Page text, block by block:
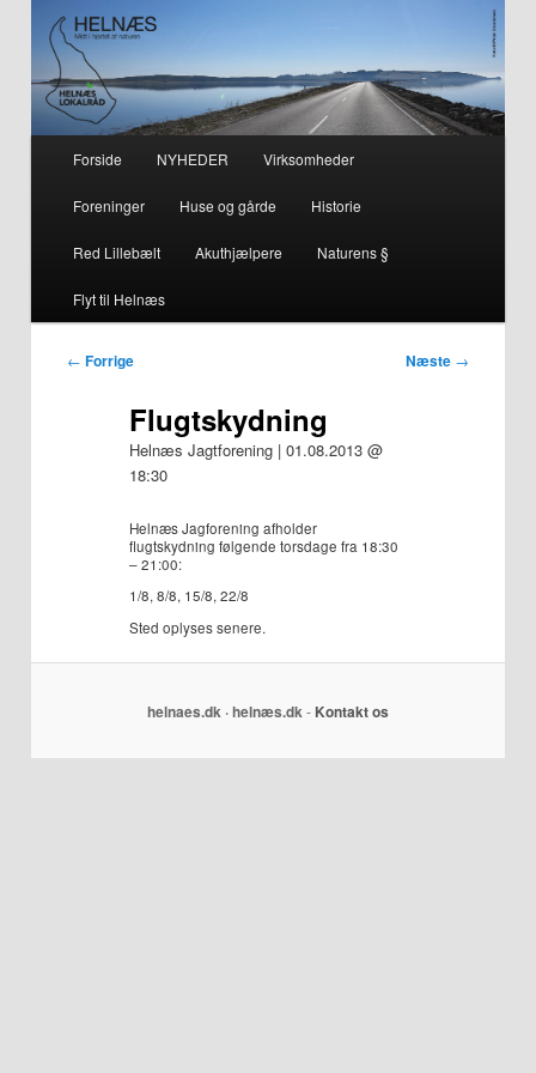
Helnæs
– smuk på alle årstider i hjertet af naturen
Fortsæt
til
primært
indhold
Fortsæt
til
sekundært
indhold
Forside NYHEDER Virksomheder
Foreninger Huse og gårde Historie
Red Lillebælt Akuthjælpere Naturens §
Flyt til Helnæs
Indlægsnavigation
← Forrige Næste →
Flugtskydning
Helnæs Jagtforening | 01.08.2013 @
18:30
Helnæs Jagforening afholder
flugtskydning følgende torsdage fra 18:30
– 21:00:
1/8, 8/8, 15/8, 22/8
Sted oplyses senere.
helnaes.dk · helnæs.dk - Kontakt os